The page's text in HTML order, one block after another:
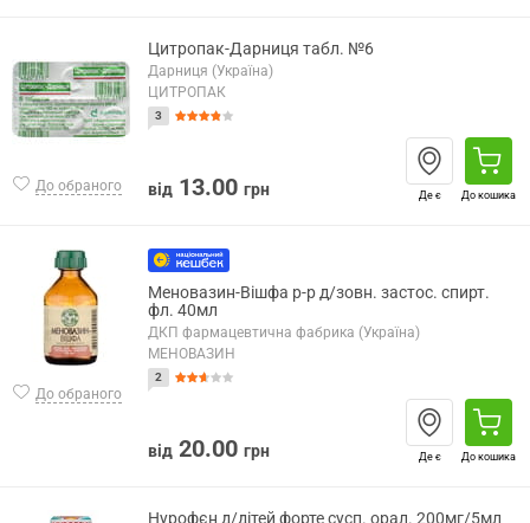
До обраного
Цитропак-Дарниця табл. №6
Дарниця (Україна)
ЦИТРОПАК
3
від 13.00 грн Де є До кошика
До обраного
Меновазин-Вішфа р-р д/зовн. застос. спирт.
фл. 40мл
ДКП фармацевтична фабрика (Україна)
МЕНОВАЗИН
2
від 20.00 грн Де є До кошика
Нурофєн д/дітей форте сусп. орал. 200мг/5мл